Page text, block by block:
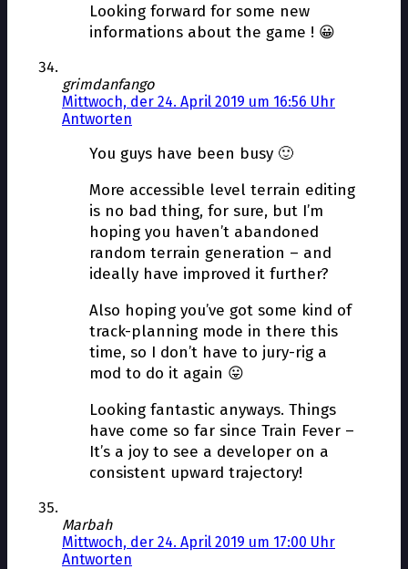
Looking forward for some new
informations about the game ! 😀
grimdanfango
Mittwoch, der 24. April 2019 um 16:56 Uhr
Antworten
You guys have been busy 🙂
More accessible level terrain editing
is no bad thing, for sure, but I’m
hoping you haven’t abandoned
random terrain generation – and
ideally have improved it further?
Also hoping you’ve got some kind of
track-planning mode in there this
time, so I don’t have to jury-rig a
mod to do it again 😛
Looking fantastic anyways. Things
have come so far since Train Fever –
It’s a joy to see a developer on a
consistent upward trajectory!
Marbah
Mittwoch, der 24. April 2019 um 17:00 Uhr
Antworten